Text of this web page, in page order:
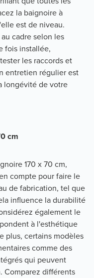
la baignoire à
est de niveau.
cadre selon les
fois installée,
les raccords et
entretien régulier est
longévité de votre
cm
170 x 70 cm,
compte pour faire le
de fabrication, tel que
influence la durabilité
également le
à l'esthétique
plus, certains modèles
comme des
qui peuvent
Comparez différents